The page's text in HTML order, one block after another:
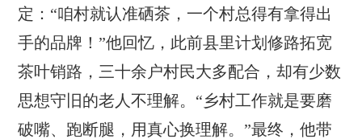
定：“咱村就认准硒茶，一个村总得有拿得出
手的品牌！”他回忆，此前县里计划修路拓宽
茶叶销路，三十余户村民大多配合，却有少数
思想守旧的老人不理解。“乡村工作就是要磨
破嘴、跑断腿，用真心换理解。”最终，他带